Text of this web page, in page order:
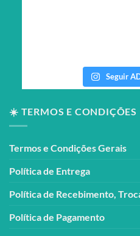
Seguir
☀️ TERMOS E CONDIÇÕES
Termos e Condições Gerais
Política de Entrega
Política de Recebimento,
Política de Pagamento